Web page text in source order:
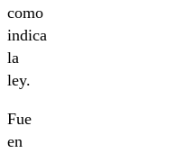
como
indica
la
ley.
Fue
en